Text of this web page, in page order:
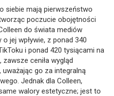
siebie mają pierwszeństwo
poczucie obojętności
do świata mediów
jej wpływie, z ponad 340
i ponad 420 tysiącami na
zawsze ceniła wygląd
go za integralną
Jednak dla Colleen,
walory estetyczne; jest to